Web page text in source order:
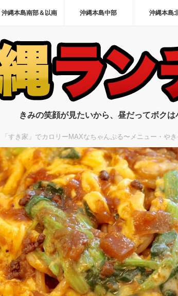
沖縄本島南部＆以南 沖縄本島中部 沖縄本島
きみの笑顔が見たいから、昼だってボク
「すき家」でカロリーMAXなちゃんぷる〜メニュー・や